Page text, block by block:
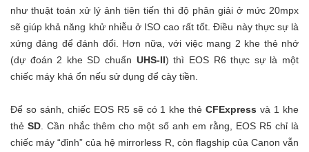
như thuật toán xử lý ảnh tiên tiến thì độ phân giải ở mức 20mpx
sẽ giúp khả năng khử nhiễu ở ISO cao rất tốt. Điều này thực sự là
xứng đáng để đánh đổi. Hơn nữa, với việc mang 2 khe thẻ nhớ
(dự đoán 2 khe SD chuẩn UHS-II) thì EOS R6 thực sự là một
chiếc máy khá ổn nếu sử dụng để cày tiền.
Để so sánh, chiếc EOS R5 sẽ có 1 khe thẻCFExpress và 1 khe
thẻSD . Cần nhắc thêm cho một số anh em rằng, EOS R5 chỉ là
chiếc máy “đỉnh” của hệ mirrorless R, còn flagship của Canon vẫn